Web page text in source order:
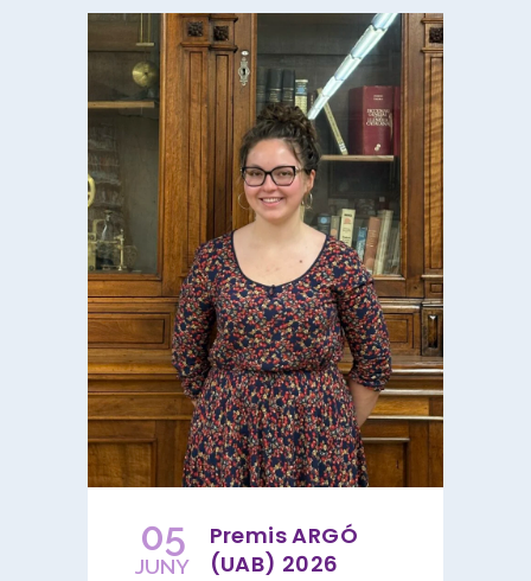
05
JUNY
Premis ARGÓ
(UAB) 2026